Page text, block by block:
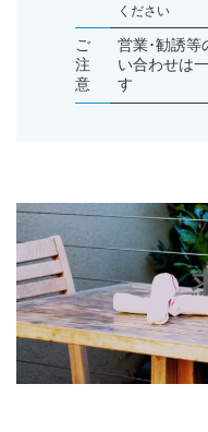
ください
ご
注
意
営業･勧誘等
い合わせは
す